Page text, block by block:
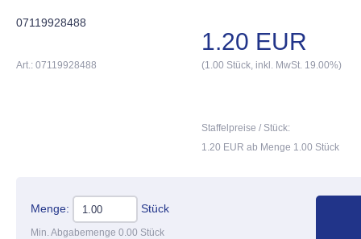
07119928488
1.20 EUR
Art.: 07119928488 (1.00 Stück, inkl. MwSt. 19.00%)
Staffelpreise / Stück:
1.20 EUR ab Menge 1.00 Stück
Menge: Stück
Min. Abgabemenge 0.00 Stück